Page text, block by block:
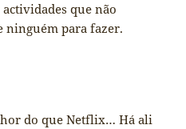
que não
ninguém para fazer.
do que Netflix… Há ali